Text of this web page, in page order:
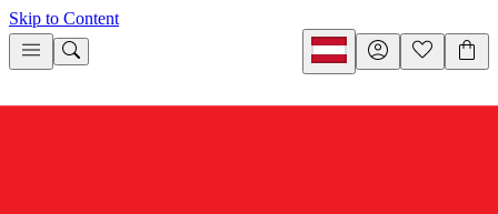
Skip to Content